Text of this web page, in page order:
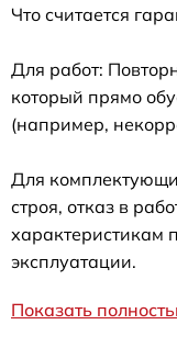
Что считается
Для работ:
который прямо
(например,
Для
строя, отказ в
характеристикам
эксплуатации.
Показать